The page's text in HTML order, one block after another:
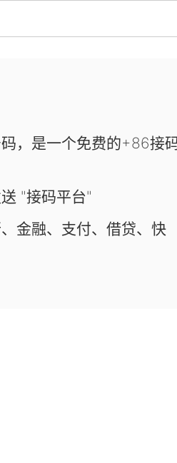
，是一个免费的+86接
"接码平台"
金融、支付、借贷、快